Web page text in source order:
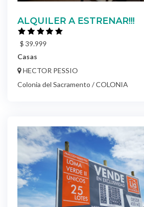
ALQUILER A ESTRENAR!!!
$ 39.999
Casas
HECTOR PESSIO
Colonia del Sacramento / COLONIA